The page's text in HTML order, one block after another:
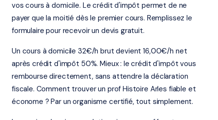
vos cours à domicile. Le crédit d'impôt permet de ne
payer que la moitié dès le premier cours. Remplissez le
formulaire pour recevoir un devis gratuit.
Un cours à domicile 32€/h brut devient 16,00€/h net
après crédit d'impôt 50%. Mieux : le crédit d'impôt vous
rembourse directement, sans attendre la déclaration
fiscale. Comment trouver un prof Histoire Arles fiable et
économe ? Par un organisme certifié, tout simplement.